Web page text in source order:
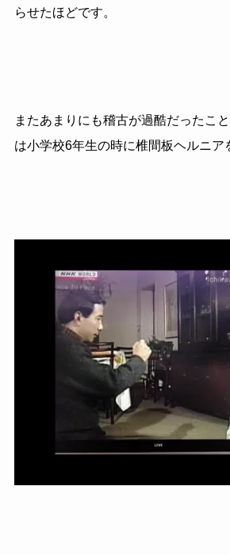
らせたほどです。
またあまりにも稽古が過酷だったこ
は小学校6年生の時に椎間板ヘルニア